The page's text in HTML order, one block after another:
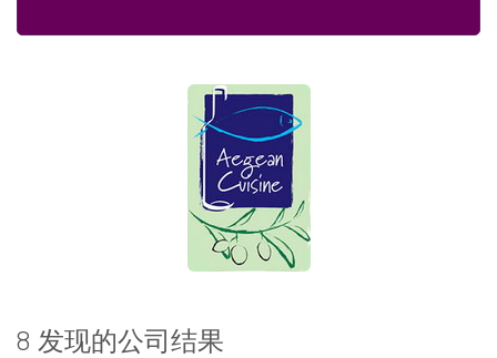
8 发现的公司结果